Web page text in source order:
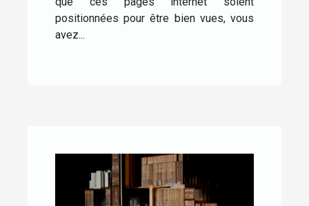
positionnées pour être bien vues, vous
avez...